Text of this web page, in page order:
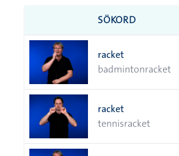
SÖKORD
racket
badmintonracket
racket
tennisracket